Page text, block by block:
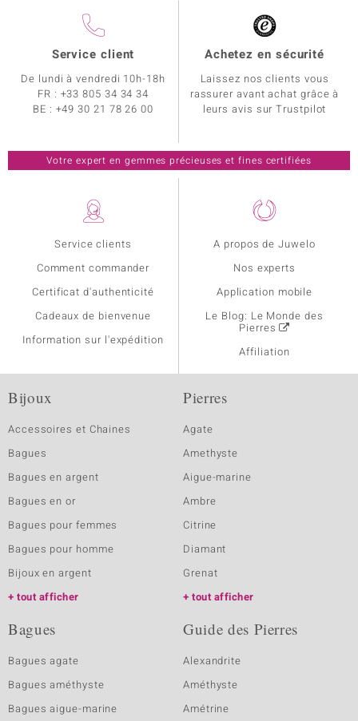
Service clients
Comment commander
Certificat d'authenticité
Cadeaux de bienvenue
Information sur l'expédition
A propos de Juwelo
Nos experts
Application mobile
Le Blog: Le Monde des
Pierres
Affiliation
Service client
De lundi à vendredi 10h-18h
FR : +33 805 34 34 34
BE : +49 30 21 78 26 00
Achetez en sécurité
Laissez nos clients vous
rassurer avant achat grâce à
leurs avis sur Trustpilot
Votre expert en gemmes précieuses et fines certifiées
Bijoux
Accessoires et Chaines
Bagues
Bagues en argent
Bagues en or
Bagues pour femmes
Bagues pour homme
Bijoux en argent
tout afficher
Pierres
Agate
Amethyste
Aigue-marine
Ambre
Citrine
Diamant
Grenat
tout afficher
Bagues
Bagues agate
Bagues améthyste
Bagues aigue-marine
Guide des Pierres
Alexandrite
Améthyste
Amétrine